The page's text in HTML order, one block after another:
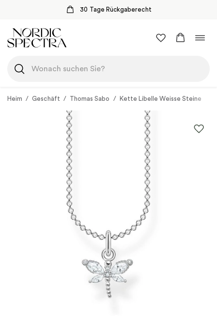
30 Tage Rückgaberecht
Inhalt
springen
Heim / Geschäft / Thomas Sabo / Kette Libelle Weisse Steine